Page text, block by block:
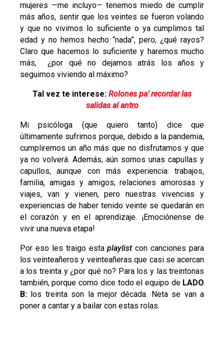
mujeres —me incluyo— tenemos miedo de cumplir
más años, sentir que los veintes se fueron volando
y que no vivimos lo suficiente o ya cumplimos tal
edad y no hemos hecho “nada”, pero, ¿qué rayos?
Claro que hacemos lo suficiente y haremos mucho
más, ¿por qué no dejamos atrás los años y
seguimos viviendo al máximo?
Tal vez te interese: Rolones pa’ recordar las
salidas al antro
Mi psicóloga (que quiero tanto) dice que
últimamente sufrimos porque, debido a la pandemia,
cumpliremos un año más que no disfrutamos y que
ya no volverá. Además, aún somos unas capullas y
capullos, aunque con más experiencia: trabajos,
familia, amigas y amigos, relaciones amorosas y
viajes, van y vienen, pero nuestras vivencias y
experiencias de haber tenido veinte se quedarán en
el corazón y en el aprendizaje. ¡Emociónense de
vivir una nueva etapa!
Por eso les traigo estaplaylistcon canciones para
los veinteañeros y veinteañeras que casi se acercan
a los treinta y ¿por qué no? Para los y las treintonas
también, porque como dice todo el equipo de LADO
B:los treinta son la mejor década. Neta se van a
poner a cantar y a bailar con estas rolas.